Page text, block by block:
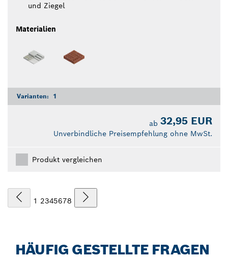
und Ziegel
Materialien
Varianten: 1
ab 32,95 EUR
Unverbindliche Preisempfehlung ohne MwSt.
Produkt vergleichen
1 2345678
HÄUFIG GESTELLTE FRAGEN